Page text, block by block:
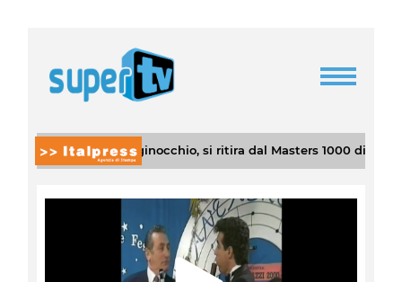
problemi al ginocchio, si ritira dal Masters 1000 di Cincinnati